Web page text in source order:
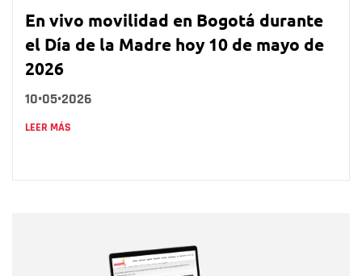
En vivo movilidad en Bogotá durante
el Día de la Madre hoy 10 de mayo de
2026
10•05•2026
LEER MÁS